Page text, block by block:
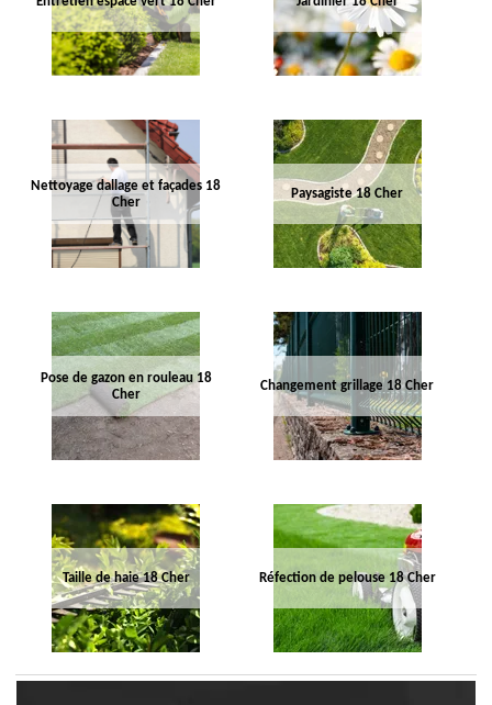
Nettoyage dallage et façades 18
Cher
Paysagiste 18 Cher
Pose de gazon en rouleau 18
Cher
Changement grillage 18 Cher
Taille de haie 18 Cher Réfection de pelouse 18 Cher